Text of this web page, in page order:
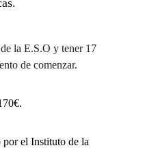
la E.S.O y tener 17
de comenzar.
por el Instituto de la